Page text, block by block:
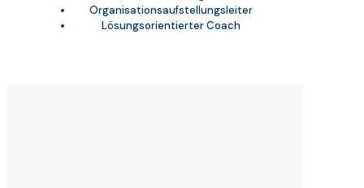
Organisationsaufstellungsleiter
Lösungsorientierter Coach